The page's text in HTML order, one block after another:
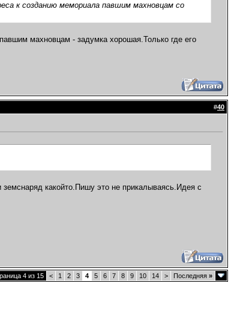
к созданию мемориала павшим махновцам со
махновцам - задумка хорошая.Только где его
#40
какойто.Пишу это не прикалываясь.Идея с
4 из 15 < 1 2 3 4 5 6 7 8 9 10 14 > Последняя »